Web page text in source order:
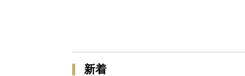
新着